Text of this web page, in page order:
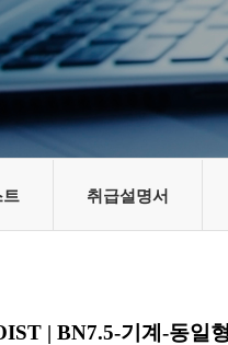
트 취급설명서
| BN7.5-기계-동일